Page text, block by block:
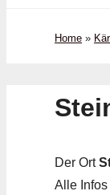
Home »
Der Ort
Alle